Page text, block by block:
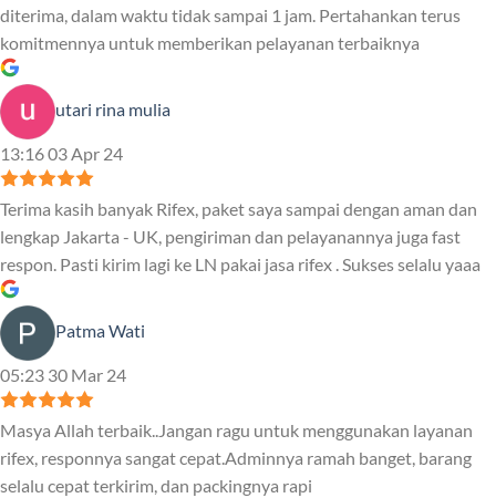
diterima, dalam waktu tidak sampai 1 jam. Pertahankan terus
komitmennya untuk memberikan pelayanan terbaiknya
utari rina mulia
13:16 03 Apr 24
Terima kasih banyak Rifex, paket saya sampai dengan aman dan
lengkap Jakarta - UK, pengiriman dan pelayanannya juga fast
respon. Pasti kirim lagi ke LN pakai jasa rifex . Sukses selalu yaaa
Patma Wati
05:23 30 Mar 24
Masya Allah terbaik..Jangan ragu untuk menggunakan layanan
rifex, responnya sangat cepat.Adminnya ramah banget, barang
selalu cepat terkirim, dan packingnya rapi